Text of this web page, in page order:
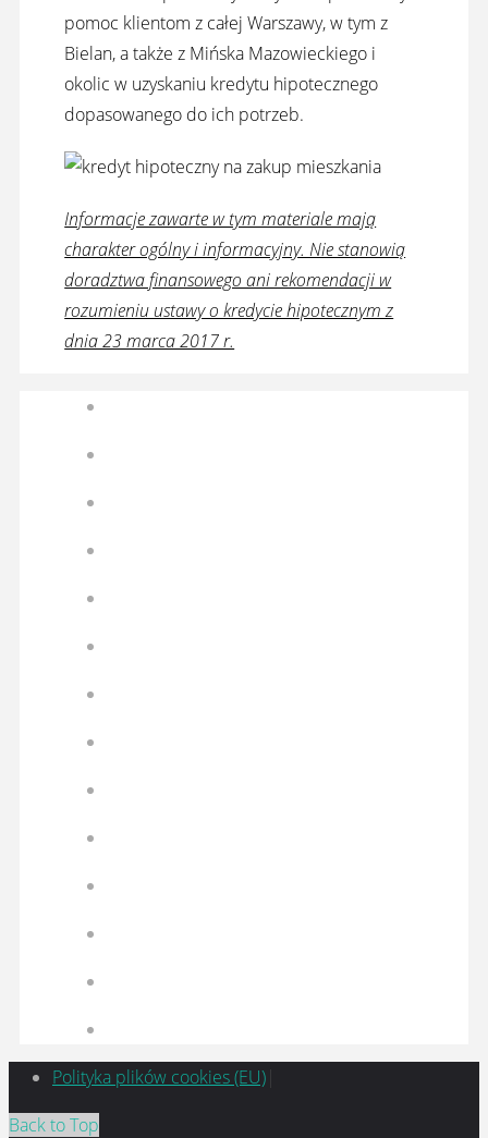
pomoc klientom z całej Warszawy, w tym z
Bielan, a także z Mińska Mazowieckiego i
okolic w uzyskaniu kredytu hipotecznego
dopasowanego do ich potrzeb.
Informacje zawarte w tym materiale mają
charakter ogólny i informacyjny. Nie stanowią
doradztwa finansowego ani rekomendacji w
rozumieniu ustawy o kredycie hipotecznym z
dnia 23 marca 2017 r.
Polityka plików cookies (EU)
Back to Top